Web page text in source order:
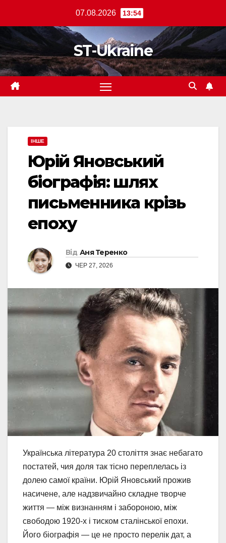
вмісту
07.08.2026 13:54
ST-Ukraine
ІНШЕ
Юрій Яновський
біографія: шлях
письменника крізь
епоху
Від Аня Теренко
ЧЕР 27, 2026
Українська література 20 століття знає небагато
постатей, чия доля так тісно переплелась із
долею самої країни. Юрій Яновський прожив
насичене, але надзвичайно складне творче
життя — між визнанням і забороною, між
свободою 1920-х і тиском сталінської епохи.
Його біографія — це не просто перелік дат, а